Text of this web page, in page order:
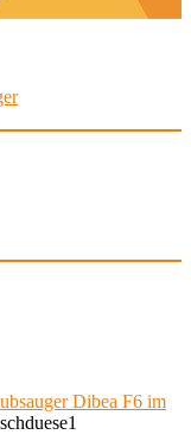
Dibea F6 im